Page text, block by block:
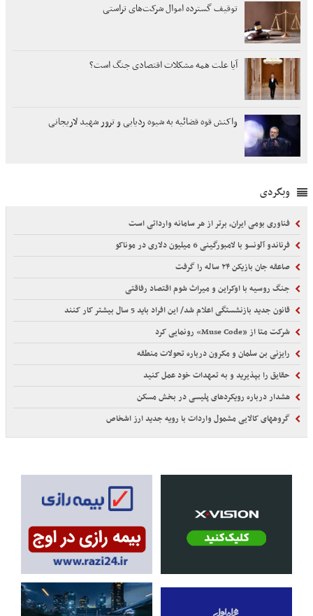
توقیف گسترده اموال شرکت‌های تراستی
آیا علت همه مشکلات اقتصادی جنگ است؟
واکنش قوه قضائیه به شیوه ردیابی و ترور شهید لاریجانی
وبگردی
فناوری بومی ایران، برتر از هر سامانه وارداتی است
فرناندو آلونسو با لامبورگینی 6 میلیون دلاری در موناکو
صاعقه جان بازیکن ۲۴ ساله را گرفت
جنگ روسیه با اوکراین و میراث شوم اقتصاد رفاقتی
قانون جدید بازنشستگی اعلام شد/ این افراد باید 5 سال بیشتر کار کنند
شرکت متا از «Muse Code» رونمایی کرد
رایزنی بن سلمان و مکرون درباره تحولات منطقه
حقایق را بپذیرید و به تعهدات خود عمل کنید
هشدار درباره رویکردهای پلیسی در بخش مسکن
گروههای کالایی مشمول واردات با رویه جدید ارز اشخاص